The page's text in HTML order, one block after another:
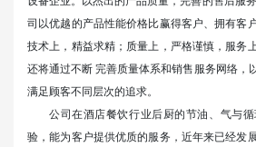
司以优越的产品性能价格比赢得客户、拥有客
技术上，精益求精；质量上，严格谨慎，服务
还将通过不断 完善质量体系和销售服务网络，
满足顾客不同层次的追求。
公司在酒店餐饮行业后厨的节油、气与
验，能为客户提供优质的服务，近年来已经发